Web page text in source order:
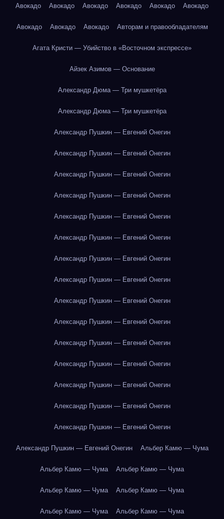
Авокадо Авокадо Авокадо Авокадо Авокадо Авокадо
Авокадо Авокадо Авокадо Авторам и правообладателям
Агата Кристи — Убийство в «Восточном экспрессе»
Айзек Азимов — Основание
Александр Дюма — Три мушкетёра
Александр Дюма — Три мушкетёра
Александр Пушкин — Евгений Онегин
Александр Пушкин — Евгений Онегин
Александр Пушкин — Евгений Онегин
Александр Пушкин — Евгений Онегин
Александр Пушкин — Евгений Онегин
Александр Пушкин — Евгений Онегин
Александр Пушкин — Евгений Онегин
Александр Пушкин — Евгений Онегин
Александр Пушкин — Евгений Онегин
Александр Пушкин — Евгений Онегин
Александр Пушкин — Евгений Онегин
Александр Пушкин — Евгений Онегин
Александр Пушкин — Евгений Онегин
Александр Пушкин — Евгений Онегин
Александр Пушкин — Евгений Онегин
Александр Пушкин — Евгений Онегин Альбер Камю — Чума
Альбер Камю — Чума Альбер Камю — Чума
Альбер Камю — Чума Альбер Камю — Чума
Альбер Камю — Чума Альбер Камю — Чума